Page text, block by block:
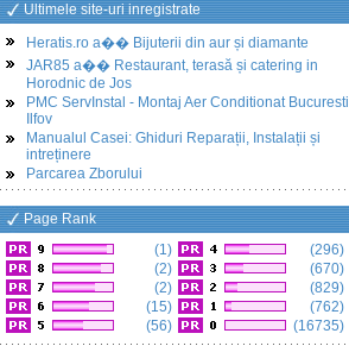
Ultimele site-uri inregistrate
Heratis.ro a�� Bijuterii din aur și diamante
JAR85 a�� Restaurant, terasă și catering in
Horodnic de Jos
PMC ServInstal - Montaj Aer Conditionat Bucuresti
Ilfov
Manualul Casei: Ghiduri Reparații, Instalații și
intreținere
Parcarea Zborului
Page Rank
(1)
(2)
(2)
(15)
(56)
(296)
(670)
(829)
(762)
(16735)